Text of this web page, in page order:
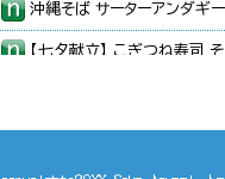
沖縄そば サーターアンダギ
【七夕献立】 こぎつね寿司
【一汁二菜の日】 ごはん さ